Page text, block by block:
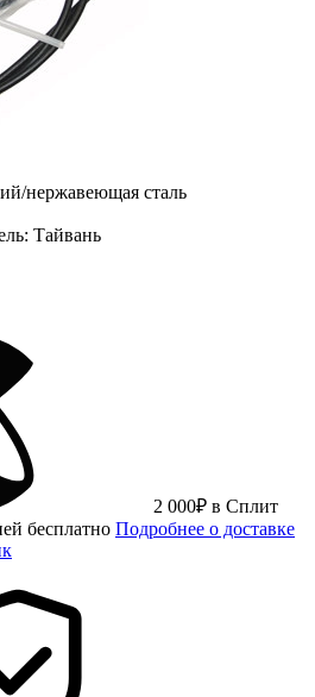
нержавеющая сталь
Тайвань
2 000₽ в Сплит
бесплатно Подробнее о доставке